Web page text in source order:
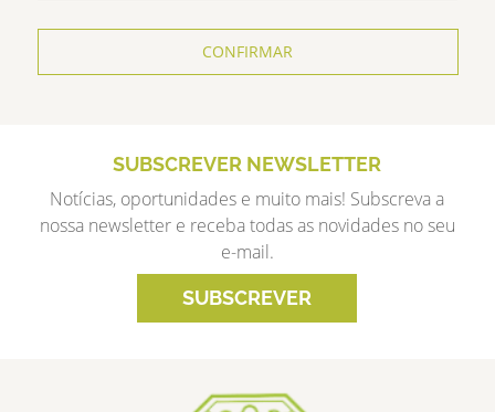
CONFIRMAR
SUBSCREVER NEWSLETTER
Notícias, oportunidades e muito mais! Subscreva a
nossa newsletter e receba todas as novidades no seu
e-mail.
SUBSCREVER